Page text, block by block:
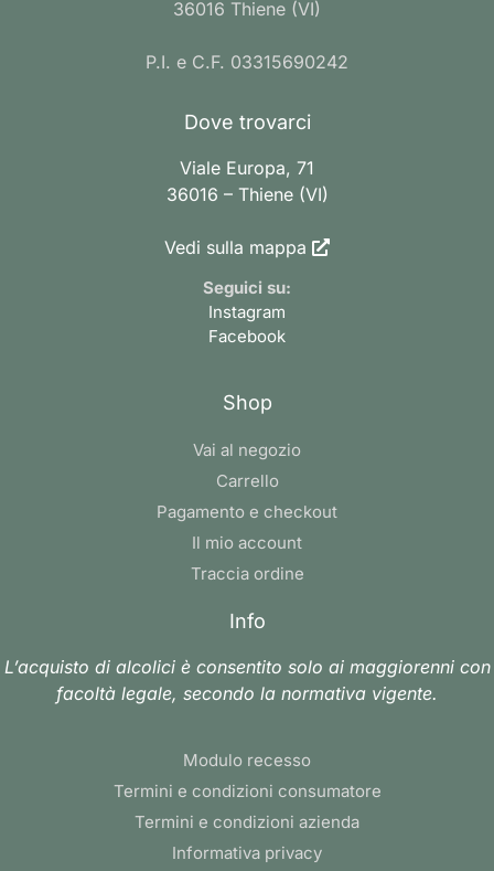
36016 Thiene (VI)
P.I. e C.F. 03315690242
Dove trovarci
Viale Europa, 71
36016 – Thiene (VI)
Vedi sulla mappa
Seguici su:
Instagram
Facebook
Shop
Vai al negozio
Carrello
Pagamento e checkout
Il mio account
Traccia ordine
Info
L’acquisto di alcolici è consentito solo ai maggiorenni con
facoltà legale, secondo la normativa vigente.
Modulo recesso
Termini e condizioni consumatore
Termini e condizioni azienda
Informativa privacy